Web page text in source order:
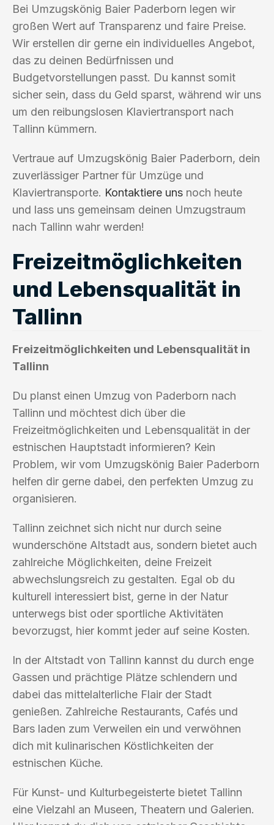
Bei Umzugskönig Baier Paderborn legen wir
großen Wert auf Transparenz und faire Preise.
Wir erstellen dir gerne ein individuelles Angebot,
das zu deinen Bedürfnissen und
Budgetvorstellungen passt. Du kannst somit
sicher sein, dass du Geld sparst, während wir uns
um den reibungslosen Klaviertransport nach
Tallinn kümmern.
Vertraue auf Umzugskönig Baier Paderborn, dein
zuverlässiger Partner für Umzüge und
Klaviertransporte. Kontaktiere uns noch heute
und lass uns gemeinsam deinen Umzugstraum
nach Tallinn wahr werden!
Freizeitmöglichkeiten
und Lebensqualität in
Tallinn
Freizeitmöglichkeiten und Lebensqualität in
Tallinn
Du planst einen Umzug von Paderborn nach
Tallinn und möchtest dich über die
Freizeitmöglichkeiten und Lebensqualität in der
estnischen Hauptstadt informieren? Kein
Problem, wir vom Umzugskönig Baier Paderborn
helfen dir gerne dabei, den perfekten Umzug zu
organisieren.
Tallinn zeichnet sich nicht nur durch seine
wunderschöne Altstadt aus, sondern bietet auch
zahlreiche Möglichkeiten, deine Freizeit
abwechslungsreich zu gestalten. Egal ob du
kulturell interessiert bist, gerne in der Natur
unterwegs bist oder sportliche Aktivitäten
bevorzugst, hier kommt jeder auf seine Kosten.
In der Altstadt von Tallinn kannst du durch enge
Gassen und prächtige Plätze schlendern und
dabei das mittelalterliche Flair der Stadt
genießen. Zahlreiche Restaurants, Cafés und
Bars laden zum Verweilen ein und verwöhnen
dich mit kulinarischen Köstlichkeiten der
estnischen Küche.
Für Kunst- und Kulturbegeisterte bietet Tallinn
eine Vielzahl an Museen, Theatern und Galerien.